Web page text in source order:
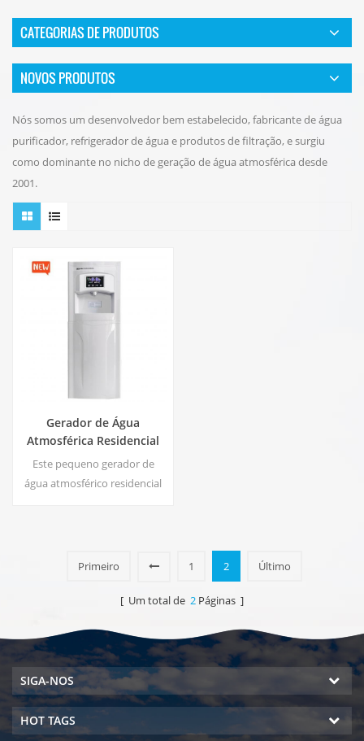
CATEGORIAS DE PRODUTOS
NOVOS PRODUTOS
Nós somos um desenvolvedor bem estabelecido, fabricante de água
purificador, refrigerador de água e produtos de filtração, e surgiu
como dominante no nicho de geração de água atmosférica desde
2001.
Gerador de Água
Atmosférica Residencial
HE-88C
Este pequeno gerador de
água atmosférico residencial
Capacidade de
Primeiro 1 2 Último
[ Um total de 2 Páginas ]
SIGA-NOS
HOT TAGS